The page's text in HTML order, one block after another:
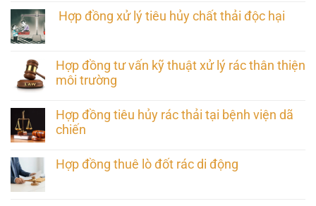
Hợp đồng xử lý tiêu hủy chất thải độc hại
Hợp đồng tư vấn kỹ thuật xử lý rác thân thiện
môi trường
Hợp đồng tiêu hủy rác thải tại bệnh viện dã
chiến
Hợp đồng thuê lò đốt rác di động